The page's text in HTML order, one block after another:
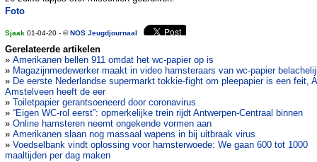
Foto
Sjaak 01-04-20 - ©NOS Jeugdjournaal
Gerelateerde artikelen
» Amerikanen bellen 911 omdat het wc-papier op is
» Magazijnmedewerker maakt in video hamsteraars van wc-papier
» De eerste Nederlandse supermarkt tokkie-fight om pleepapier is een feit,
Amstelveen heeft de eer
» Toiletpapier gerantsoeneerd door coronavirus
» “Eigen WC-rol eerst”: opmerkelijke trein rijdt Antwerpen-Centraal binnen
» Online hamsteren neemt ongekende vormen aan
» Amerikanen slaan nog massaal wapens in bij uitbraak virus
» Voedselbank vindt oplossing voor hamsterwoede: We gaan 600 tot 1000
maaltijden per dag maken